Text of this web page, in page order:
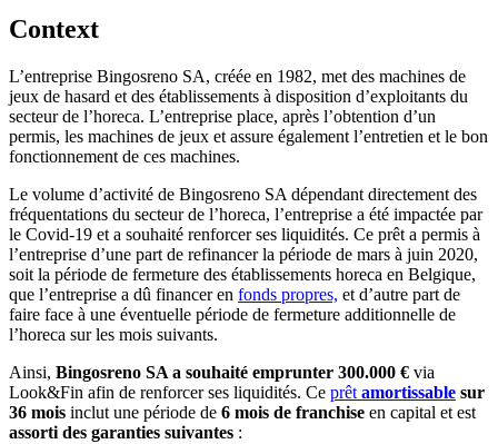
Context
L’entreprise Bingosreno SA, créée en 1982, met des machines de
jeux de hasard et des établissements à disposition d’exploitants du
secteur de l’horeca. L’entreprise place, après l’obtention d’un
permis, les machines de jeux et assure également l’entretien et le bon
fonctionnement de ces machines.
Le volume d’activité de Bingosreno SA dépendant directement des
fréquentations du secteur de l’horeca, l’entreprise a été impactée par
le Covid-19 et a souhaité renforcer ses liquidités. Ce prêt a permis à
l’entreprise d’une part de refinancer la période de mars à juin 2020,
soit la période de fermeture des établissements horeca en Belgique,
que l’entreprise a dû financer en fonds propres, et d’autre part de
faire face à une éventuelle période de fermeture additionnelle de
l’horeca sur les mois suivants.
Ainsi, Bingosreno SA a souhaité emprunter 300.000 € via
Look&Fin afin de renforcer ses liquidités. Ce prêt amortissable sur
36 mois inclut une période de 6 mois de franchise en capital et est
assorti des garanties suivantes :